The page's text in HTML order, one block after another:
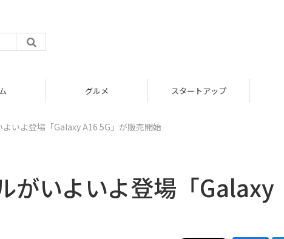
グルメ スタートアップ
いよ登場「Galaxy A16 5G」が販売開始
がいよいよ登場「Galaxy